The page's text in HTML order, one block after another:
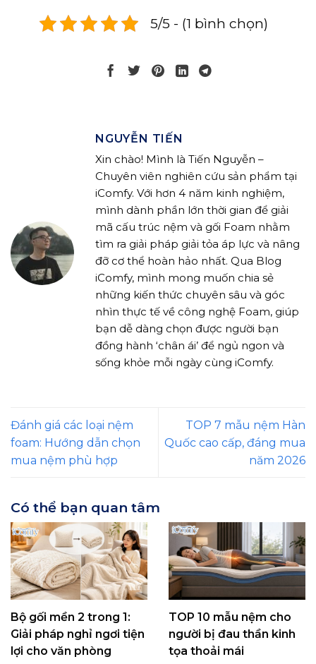
5/5 - (1 bình chọn)
NGUYỄN TIẾN
Xin chào! Mình là Tiến Nguyễn –
Chuyên viên nghiên cứu sản phẩm tại
iComfy. Với hơn 4 năm kinh nghiệm,
mình dành phần lớn thời gian để giải
mã cấu trúc nệm và gối Foam nhằm
tìm ra giải pháp giải tỏa áp lực và nâng
đỡ cơ thể hoàn hảo nhất. Qua Blog
iComfy, mình mong muốn chia sẻ
những kiến thức chuyên sâu và góc
nhìn thực tế về công nghệ Foam, giúp
bạn dễ dàng chọn được người bạn
đồng hành ‘chân ái’ để ngủ ngon và
sống khỏe mỗi ngày cùng iComfy.
Đánh giá các loại nệm
foam: Hướng dẫn chọn
mua nệm phù hợp
TOP 7 mẫu nệm Hàn
Quốc cao cấp, đáng mua
năm 2026
Có thể bạn quan tâm
Bộ gối mền 2 trong 1:
Giải pháp nghỉ ngơi tiện
lợi cho văn phòng
TOP 10 mẫu nệm cho
người bị đau thần kinh
tọa thoải mái